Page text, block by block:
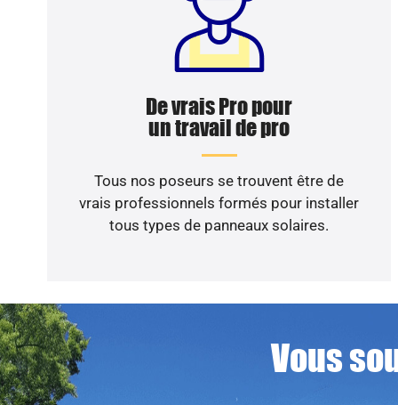
De vrais Pro pour
un travail de pro
Tous nos poseurs se trouvent être de
vrais professionnels formés pour installer
tous types de panneaux solaires.
Vous